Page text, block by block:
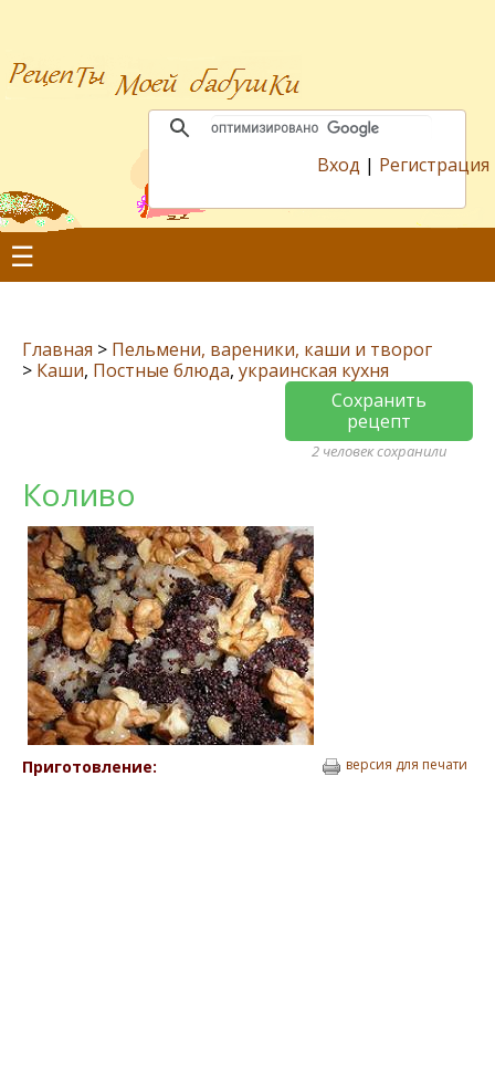
Вход | Регистрация
☰
Главная > Пельмени, вареники, каши и творог
> Каши, Постные блюда, украинская кухня
Сохранить
рецепт
2 человек сохранили
Коливо
Приготовление: версия для печати